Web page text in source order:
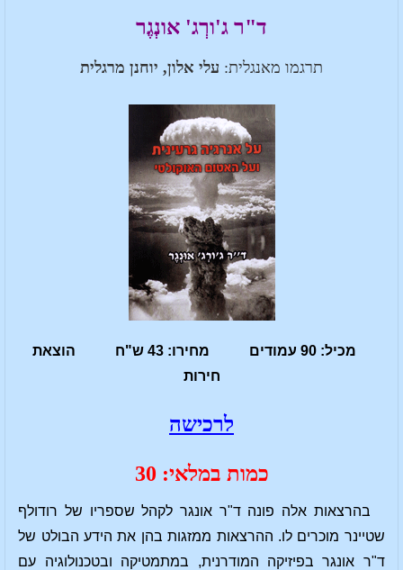
ד"ר ג'ורְג' אונְגֶר
תרגמו מאנגלית: עלי אלון, יוחנן מרגלית
מכיל: 90 עמודים מחירו: 43 ש"ח הוצאת
חירות
לרכישה
כמות במלאי: 30
בהרצאות אלה פונה ד"ר אונגר לקהל שספריו של רודולף
שטיינר מוכרים לו. ההרצאות ממזגות בהן את הידע הבולט של
ד"ר אונגר בפיזיקה המודרנית, במתמטיקה ובטכנולוגיה עם